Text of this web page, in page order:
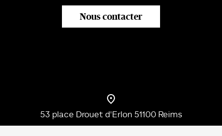
Nous contacter
53 place Drouet d'Erlon 51100 Reims